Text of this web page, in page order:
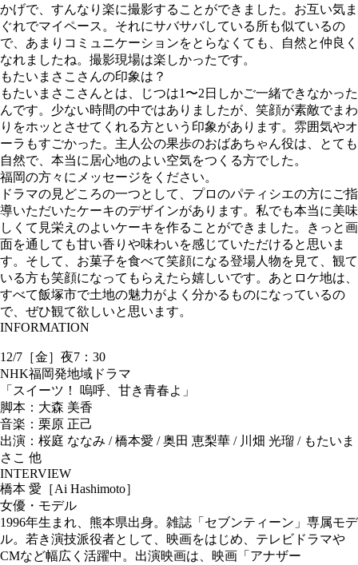
かげで、すんなり楽に撮影することができました。お互い気ま
ぐれでマイペース。それにサバサバしている所も似ているの
で、あまりコミュニケーションをとらなくても、自然と仲良く
なれましたね。撮影現場は楽しかったです。
もたいまさこさんの印象は？
もたいまさこさんとは、じつは1〜2日しかご一緒できなかった
んです。少ない時間の中ではありましたが、笑顔が素敵でまわ
りをホッとさせてくれる方という印象があります。雰囲気やオ
ーラもすごかった。主人公の果歩のおばあちゃん役は、とても
自然で、本当に居心地のよい空気をつくる方でした。
福岡の方々にメッセージをください。
ドラマの見どころの一つとして、プロのパティシエの方にご指
導いただいたケーキのデザインがあります。私でも本当に美味
しくて見栄えのよいケーキを作ることができました。きっと画
面を通しても甘い香りや味わいを感じていただけると思いま
す。そして、お菓子を食べて笑顔になる登場人物を見て、観て
いる方も笑顔になってもらえたら嬉しいです。あとロケ地は、
すべて飯塚市で土地の魅力がよく分かるものになっているの
で、ぜひ観て欲しいと思います。
INFORMATION
12/7［金］夜7：30
NHK福岡発地域ドラマ
「スイーツ！ 嗚呼、甘き青春よ」
脚本：大森 美香
音楽：栗原 正己
出演：桜庭 ななみ / 橋本愛 / 奥田 恵梨華 / 川畑 光瑠 / もたいま
さこ 他
INTERVIEW
橋本 愛［Ai Hashimoto］
女優・モデル
1996年生まれ、熊本県出身。雑誌「セブンティーン」専属モデ
ル。若き演技派役者として、映画をはじめ、テレビドラマや
CMなど幅広く活躍中。出演映画は、映画「アナザー